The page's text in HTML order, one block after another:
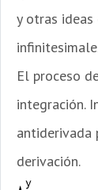
y otras
El proceso
integración.
antiderivada
derivación.